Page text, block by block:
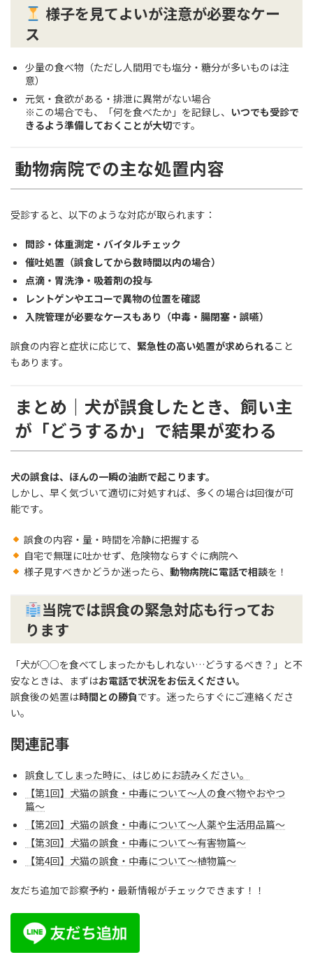
様子を見てよいが注意が必要なケー
ス
少量の食べ物（ただし人間用でも塩分・糖分が多いものは注
意）
元気・食欲がある・排泄に異常がない場合
※この場合でも、「何を食べたか」を記録し、 いつでも受診で
きるよう準備しておくことが大切です。
動物病院での主な処置内容
受診すると、以下のような対応が取られます：
問診・体重測定・バイタルチェック
催吐処置（誤食してから数時間以内の場合）
点滴・胃洗浄・吸着剤の投与
レントゲンやエコーで異物の位置を確認
入院管理が必要なケースもあり（中毒・腸閉塞・誤嚥）
誤食の内容と症状に応じて、 緊急性の高い処置が求められること
もあります。
まとめ｜犬が誤食したとき、飼い主
が「どうするか」で結果が変わる
犬の誤食は、ほんの一瞬の油断で起こります。
しかし、早く気づいて適切に対処すれば、多くの場合は回復が可
能です。
誤食の内容・量・時間を冷静に把握する
自宅で無理に吐かせず、危険物ならすぐに病院へ
様子見すべきかどうか迷ったら、 動物病院に電話で相談を！
当院では誤食の緊急対応も行ってお
ります
「犬が○○を食べてしまったかもしれない…どうするべき？」と不
安なときは、まずはお電話で状況をお伝えください。
誤食後の処置は時間との勝負です。迷ったらすぐにご連絡くださ
い。
関連記事
誤食してしまった時に、はじめにお読みください。
【第1回】犬猫の誤食・中毒について〜人の食べ物やおやつ
篇〜
【第2回】犬猫の誤食・中毒について〜人薬や生活用品篇〜
【第3回】犬猫の誤食・中毒について〜有害物篇〜
【第4回】犬猫の誤食・中毒について〜植物篇〜
友だち追加で診察予約・最新情報がチェックできます！！